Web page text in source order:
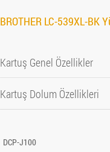
BROTHER LC-539XL-BK
Kartuş Genel Özellikler
Baskı Teknolojisi
Kartuş Dolum Özellikleri
Açıklama
DCP-J100